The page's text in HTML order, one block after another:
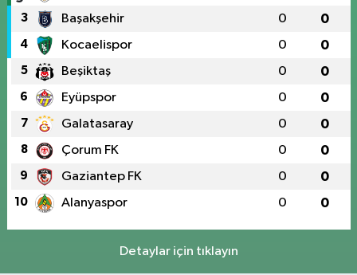
3 Başakşehir 0 0
4 Kocaelispor 0 0
5 Beşiktaş 0 0
6 Eyüpspor 0 0
7 Galatasaray 0 0
8 Çorum FK 0 0
9 Gaziantep FK 0 0
10 Alanyaspor 0 0
Detaylar için tıklayın